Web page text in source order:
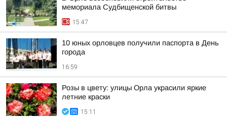
мемориала Судбищенской битвы
15:47
10 юных орловцев получили паспорта в День
города
16:59
Розы в цвету: улицы Орла украсили яркие
летние краски
15:11